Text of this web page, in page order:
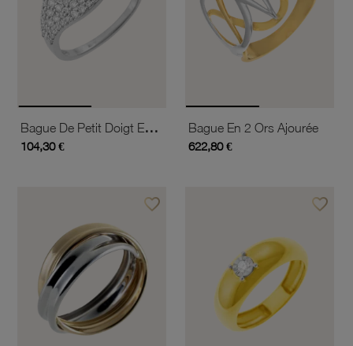
Bague De Petit Doigt En Or Jaune Et Argent Rhodié, Cordiérite Coeur Et Oxydes De Zirconium
104,30 €
Bague En 2 Ors Ajourée
622,80 €
favorite_borderAjouter à vos favoris favorite_borderAjouter